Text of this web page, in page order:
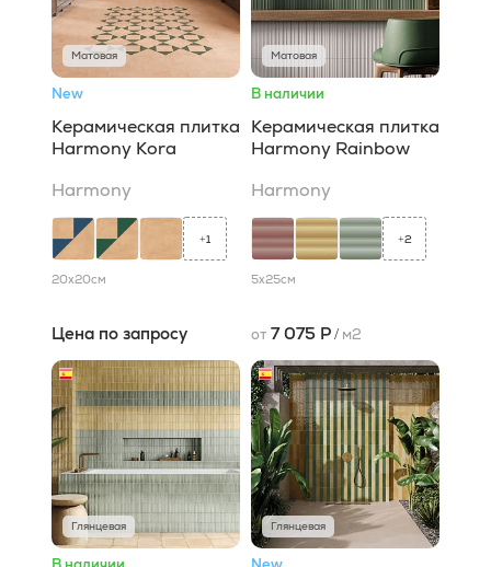
Матовая
New
Керамическая плитка
Harmony Kora
Harmony
+1
20x20см
Цена по запросу
Матовая
В наличии
Керамическая плитка
Harmony Rainbow
Harmony
+2
5x25см
от 7 075 Р/ м2
Глянцевая Глянцевая